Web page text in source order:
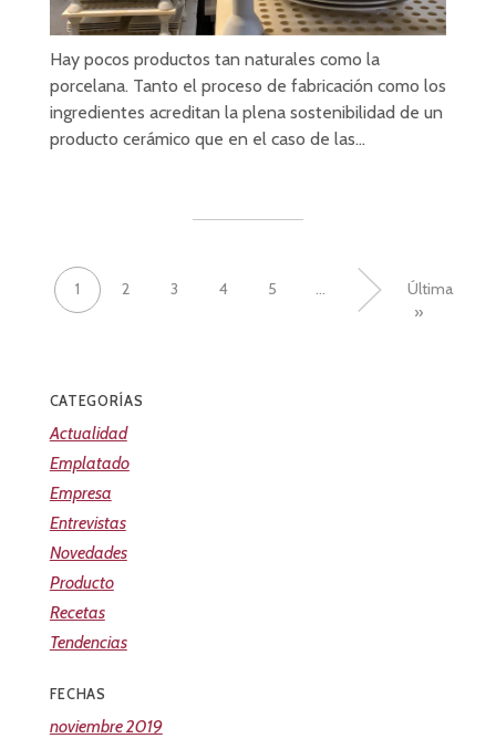
Hay pocos productos tan naturales como la
porcelana. Tanto el proceso de fabricación como los
ingredientes acreditan la plena sostenibilidad de un
producto cerámico que en el caso de las…
1 2 3 4 5 ... »
Última
»
CATEGORÍAS
Actualidad
Emplatado
Empresa
Entrevistas
Novedades
Producto
Recetas
Tendencias
FECHAS
noviembre 2019